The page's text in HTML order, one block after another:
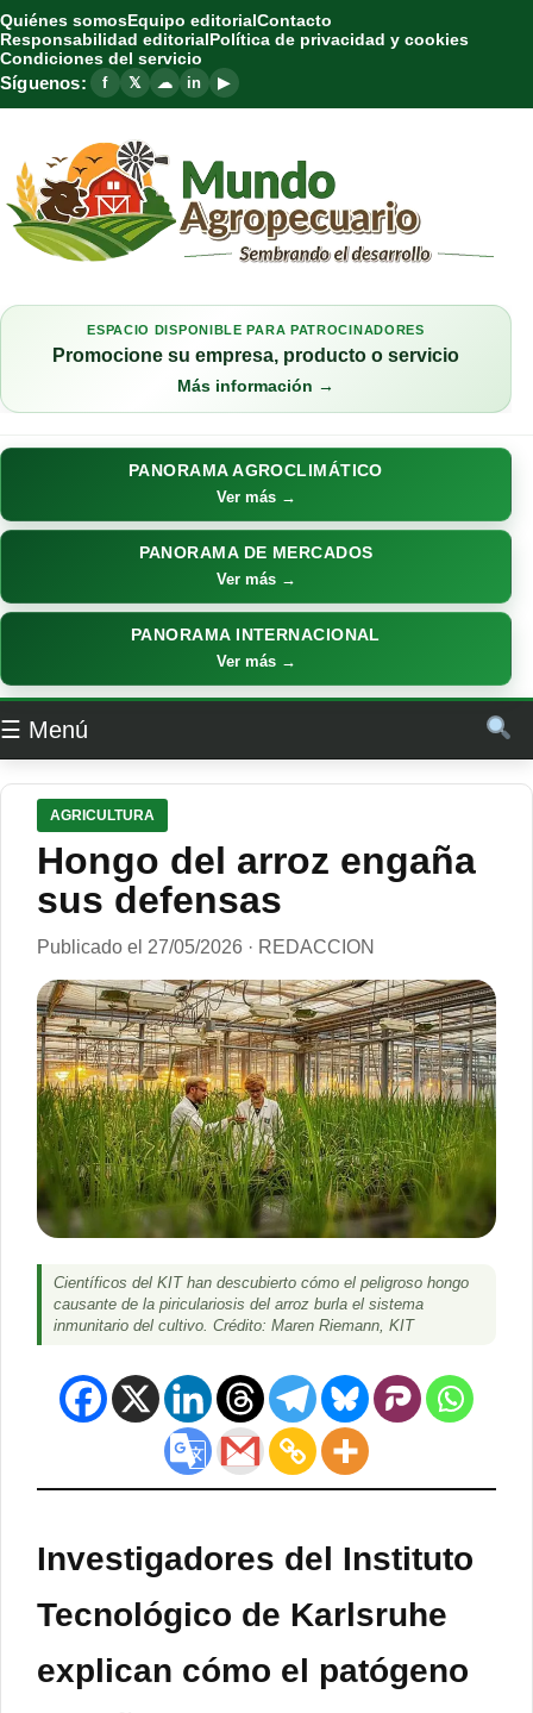
Quiénes somosEquipo editorialContacto
Responsabilidad editorialPolítica de privacidad y cookies
Condiciones del servicio
Síguenos: f 𝕏 ☁ in ▶
ESPACIO DISPONIBLE PARA PATROCINADORES
Promocione su empresa, producto o servicio
Más información →
PANORAMA AGROCLIMÁTICO
Ver más →
PANORAMA DE MERCADOS
Ver más →
PANORAMA INTERNACIONAL
Ver más →
☰ Menú
AGRICULTURA
Hongo del arroz engaña
sus defensas
Publicado el 27/05/2026 · REDACCION
Científicos del KIT han descubierto cómo el peligroso hongo
causante de la piriculariosis del arroz burla el sistema
inmunitario del cultivo. Crédito: Maren Riemann, KIT
Investigadores del Instituto
Tecnológico de Karlsruhe
explican cómo el patógeno